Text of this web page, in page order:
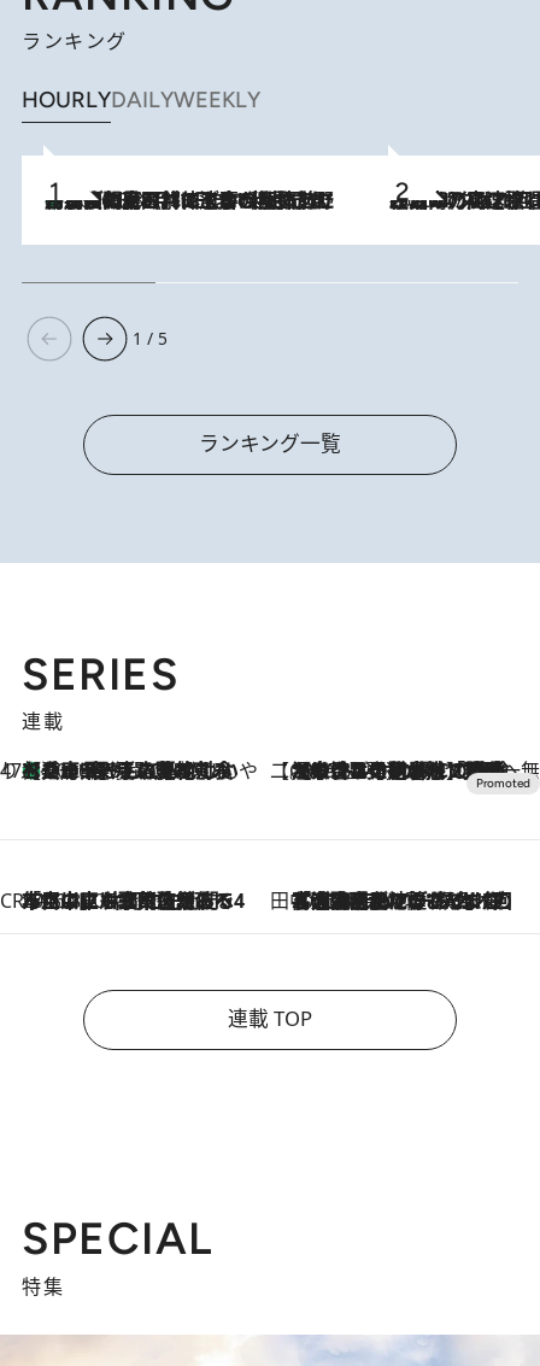
ランキング
HOURLYDAILYWEEKLY
2026.8.8
「最後に見られてよかった」上野動物園の東園パンダ舎が解体前に特別公開。8月16日まで延長されたパネル展と共に辿る“半世紀”のパンダ飼育《解体工事の図面あり》 2026.8.7
「湘南乃風に憧れて」観客大盛上がりの“タオル回し”に、ラッパー顔負けの高速歌唱まで…さだまさし（74）のアグレッシブすぎる現在地
1 / 5
ランキング一覧
SERIES
連載
47都道府県の手みやげ ひんやりスイーツで夏を満喫
2026.8.8
【兵庫県】この夏絶対食べたい 冷やしておいしいおやつ3選 淡路島の恵みをジェラートに集約 【CREA×星野リゾート】唯一無二。癒しと発見が待つ場所へ
2026.8.7
【トンボの足水浴】ヒノキの香りに包まれて涼感マックス！約13℃の湧水かけ流しを避暑地「星野温泉 トンボの湯」で体験
CREA'S CHOICE
2026.8.7
「立川にも歌舞伎があるんだよ」 片岡仁左衛門・市川中車ら豪華座組みで4年目の立川立飛歌舞伎へ 田中稲の勝手に再ブーム
2026.8.7
「湘南乃風に憧れて」観客大盛上がりの“タオル回し”に、ラッパー顔負けの高速歌唱まで…さだまさし（74）のアグレッシブすぎる現在地
連載 TOP
SPECIAL
特集